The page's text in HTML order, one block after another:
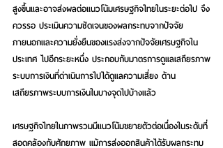
สูงขึ้นและอาจส่งผลต่อแนวโน้มเศรษฐกิจไทยในระยะต่อไป จึง
ควรรอ ประเมินความชัดเจนของผลกระทบจากปัจจัย
ภายนอกและความยั่งยืนของแรงส่งจากปัจจัยเศรษฐกิจใน
ประเทศ ไปอีกระยะหนึ่ง ประกอบกับมาตรการดูแลเสถียรภาพ
ระบบการเงินที่ด่าเนินการไปได้ดูแลความเสี่ยง ด้าน
เสถียรภาพระบบการเงินในบางจุดไปบ้างแล้ว
เศรษฐกิจไทยในภาพรวมมีแนวโน้มขยายตัวต่อเนื่องในระดับที่
สอดคล้องกับศักยภาพ แม้การส่งออกสินค้าได้รับผลกระทบ